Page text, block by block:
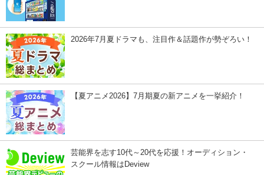
2026年7月夏ドラマも、注目作＆話題作が勢ぞろい！
【夏アニメ2026】7月期夏の新アニメを一挙紹介！
芸能界を志す10代～20代を応援！オーディション・
スクール情報はDeview